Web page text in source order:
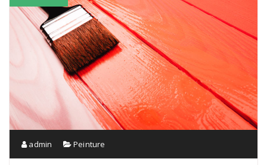
admin Peinture